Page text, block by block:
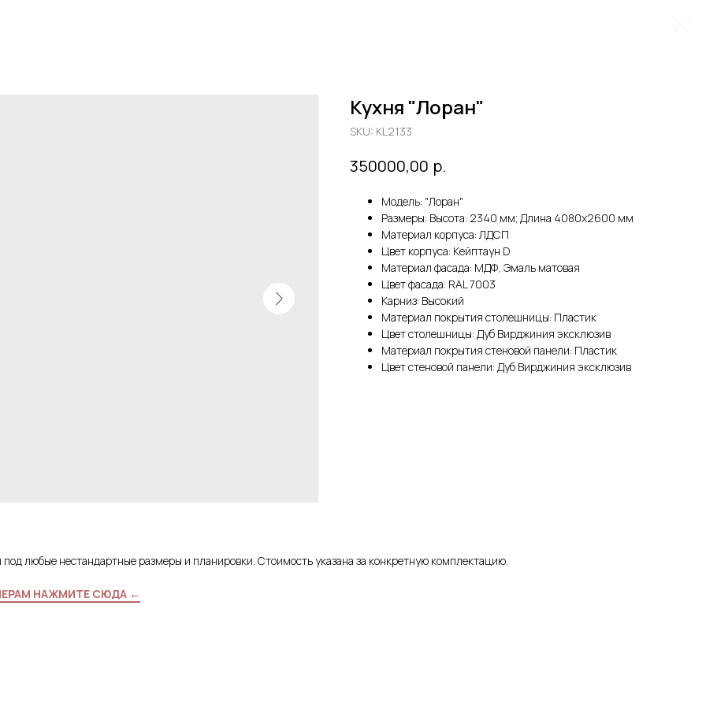
Кухня "Лоран"
SKU: KL2133
350000,00 р.
Модель: "Лоран"
Размеры: Высота: 2340 мм; Длина 4080х2600 мм
Материал корпуса: ЛДСП
Цвет корпуса: Кейптаун D
Материал фасада: МДФ, Эмаль матовая
Цвет фасада: RAL 7003
Карниз: Высокий
Материал покрытия столешницы: Пластик
Цвет столешницы: Дуб Вирджиния эксклюзив
Материал покрытия стеновой панели: Пластик
Цвет стеновой панели: Дуб Вирджиния эксклюзив
любые нестандартные размеры и планировки. Стоимость указана за конкретную комплектацию.
НАЖМИТЕ СЮДА ←